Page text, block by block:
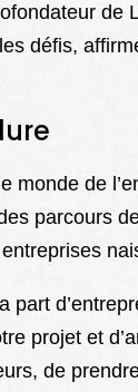
de
défis,
monde de
parcours
part
projet et
de